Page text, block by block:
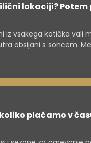
lokaciji?
iz vsakega kotička vali
obsijani s soncem.
plačamo v